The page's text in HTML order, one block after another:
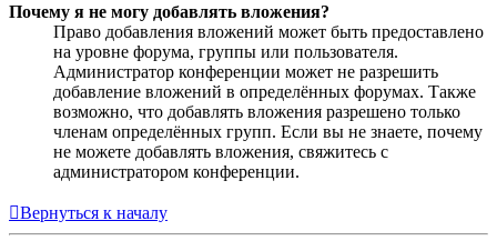
Почему я не могу добавлять вложения?
Право добавления вложений может быть предоставлено
на уровне форума, группы или пользователя.
Администратор конференции может не разрешить
добавление вложений в определённых форумах. Также
возможно, что добавлять вложения разрешено только
членам определённых групп. Если вы не знаете, почему
не можете добавлять вложения, свяжитесь с
администратором конференции.
Вернуться к началу